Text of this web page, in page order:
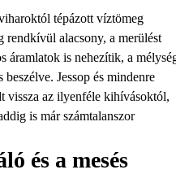
tépázott víztömeg
rendkívül alacsony, a merülést
áramlatok is nehezítik, a
Jessop és mindenre
vissza az ilyenféle kihívásoktól,
is már számtalanszor
és a mesés